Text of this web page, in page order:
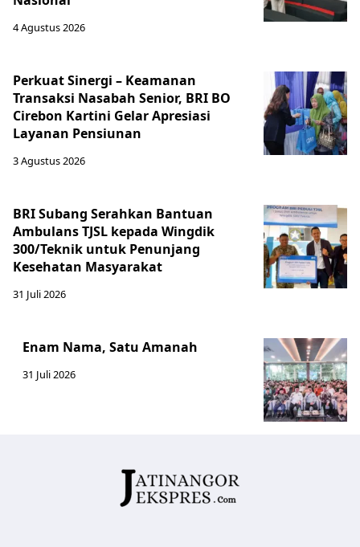
4 Agustus 2026
Perkuat Sinergi – Keamanan
Transaksi Nasabah Senior, BRI BO
Cirebon Kartini Gelar Apresiasi
Layanan Pensiunan
3 Agustus 2026
BRI Subang Serahkan Bantuan
Ambulans TJSL kepada Wingdik
300/Teknik untuk Penunjang
Kesehatan Masyarakat ​
31 Juli 2026
Enam Nama, Satu Amanah
31 Juli 2026